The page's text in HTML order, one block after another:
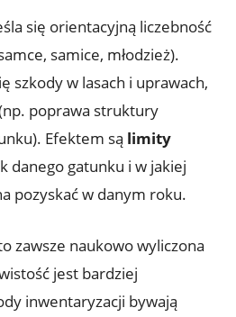
się orientacyjną liczebność
samice, młodzież).
szkody w lasach i uprawach,
poprawa struktury
Efektem są limity
danego gatunku i w jakiej
pozyskać w danym roku.
zawsze naukowo wyliczona
jest bardziej
inwentaryzacji bywają